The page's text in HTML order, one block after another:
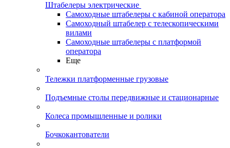
Штабелеры электрические
Самоходные штабелеры с кабиной оператора
Самоходный штабелер с телескопическими
вилами
Самоходные штабелеры с платформой
оператора
Еще
Тележки платформенные грузовые
Подъемные столы передвижные и стационарные
Колеса промышленные и ролики
Бочкокантователи